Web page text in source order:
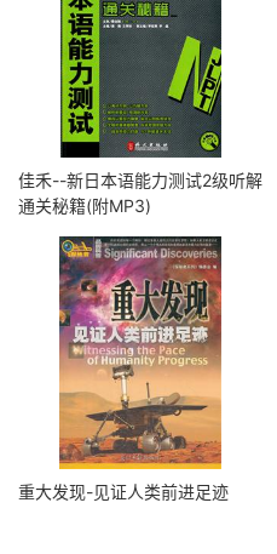
佳禾--新日本语能力测试2级听解
通关秘籍(附MP3)
重大发现-见证人类前进足迹